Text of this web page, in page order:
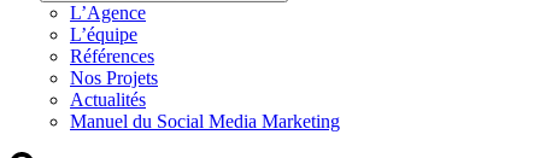
L’Agence
L’équipe
Références
Nos Projets
Actualités
Manuel du Social Media Marketing